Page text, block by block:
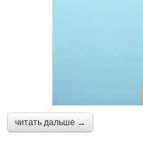
читать дальше →